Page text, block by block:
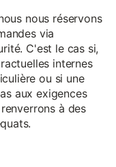
nous réservons
via
C'est le cas si,
internes
ou si une
aux exigences
à des